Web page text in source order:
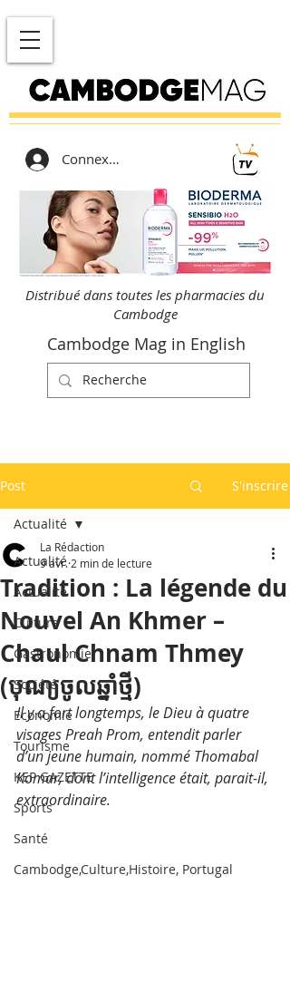
Connexion
Distribué dans toutes les pharmacies du
Cambodge
Cambodge Mag in English
Post S'inscrire
Actualité
Actualité
Culture
Gastronomie
Société
Economie
Tourisme
KEP GAZETTE
Sports
Santé
Cambodge,Culture,Histoire, Portugal
Actualité
Tradition : La légende du
Nouvel An Khmer –
Chaul Chnam Thmey
(បុណ្យចូលឆ្នាំថ្មី)
La Rédaction
9 avr. 2 min de lecture
Il y a fort longtemps, le Dieu à quatre
visages Preah Prom, entendit parler
d’un jeune humain, nommé Thomabal
Komar, dont l’intelligence était, parait-il,
extraordinaire.